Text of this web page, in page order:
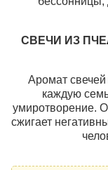
СВЕЧИ ИЗ
Аромат свечей
каждую
умиротворение.
сжигает